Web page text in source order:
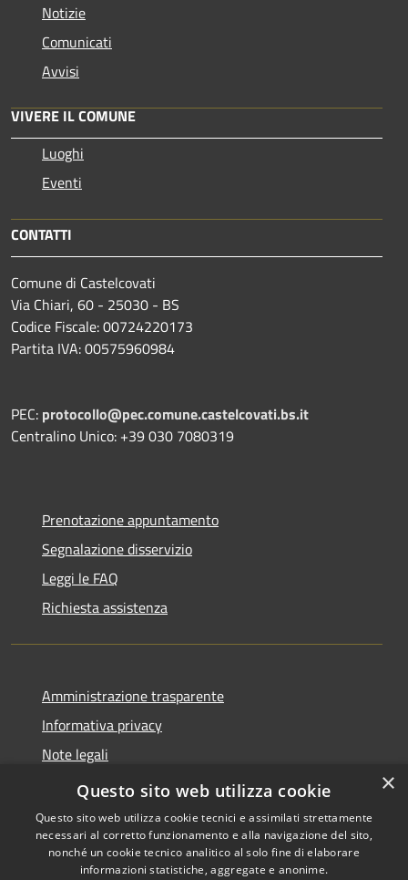
Notizie
Comunicati
Avvisi
VIVERE IL COMUNE
Luoghi
Eventi
CONTATTI
Comune di Castelcovati
Via Chiari, 60 - 25030 - BS
Codice Fiscale: 00724220173
Partita IVA: 00575960984
PEC: protocollo@pec.comune.castelcovati.bs.it
Centralino Unico: +39 030 7080319
Prenotazione appuntamento
Segnalazione disservizio
Leggi le FAQ
Richiesta assistenza
Amministrazione trasparente
Informativa privacy
Note legali
Dichiarazione di accessibilità
Copyright © 2026 • Comune di
×
Questo sito web utilizza cookie
Questo sito web utilizza cookie tecnici e assimilati strettamente
necessari al corretto funzionamento e alla navigazione del sito,
nonché un cookie tecnico analitico al solo fine di elaborare
informazioni statistiche, aggregate e anonime.